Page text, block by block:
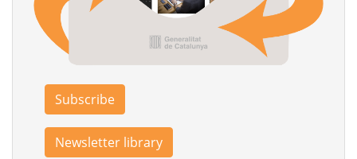
Subscribe
Newsletter library